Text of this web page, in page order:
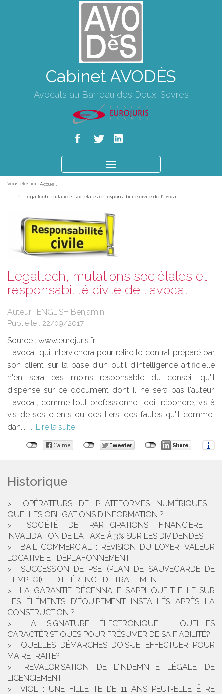
Cabinet AVODÈS
Avocats au Barreau des Deux-Sèvres
le
Vous êtes ici : Accueil
Legaltech, mutations sociétales et responsabilité civile de l'avocat
Legaltech, mutations sociétales et
responsabilité civile de l'avocat
Auteur : ENGLISH Benjamin
Publié le : 22/09/2017
Source : www.eurojuris.fr
L'avocat qui interviendra pour relire le contrat préparé par
son client sur la base d'un outil d'intelligence artificielle
n'en sera pas moins responsable du conseil qu'il
dispense sur ce document dont il ne sera pas l'auteur.
L'avocat, comme tout professionnel, doit répondre, vis à
vis de ses clients ou des tiers, des fautes qu'il commet
dan...
Lire la suite
Historique
OPÉRATEURS DE PLATEFORMES NUMÉRIQUES :
QUELLES OBLIGATIONS D'INFORMATION ?
SOCIÉTÉ DE PARTICIPATIONS FINANCIÈRE :
INVALIDATION DE LA TAXE À 3% SUR LES DIVIDENDES
BAIL COMMERCIAL : RÉVISION DU LOYER, VALEUR
LOCATIVE ET DÉPLAFONNEMENT
SUCCESSION DE PSE (PLAN DE SAUVEGARDE DE
L'EMPLOI) ET DIFFÉRENCE DE TRAITEMENT
LA GARANTIE DÉCENNALE S’APPLIQUE-T-ELLE SUR
LES ÉLÉMENTS D’ÉQUIPEMENT INSTALLÉS APRÈS LA
CONSTRUCTION ?
LA SIGNATURE ÉLECTRONIQUE : QUELLES
CARACTÉRISTIQUES POUR PRÉSUMER DE SA FIABILITÉ?
QUELLES DÉMARCHES DOIS-JE EFFECTUER POUR
MA RETRAITE?
REVALORISATION DE L'INDEMNITÉ LÉGALE DE
LICENCIEMENT
VIOL : UNE FILLETTE DE 11 ANS PEUT-ELLE ÊTRE